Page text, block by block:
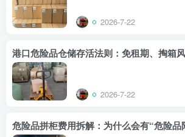
2026-7-22
港口危险品仓储存活法则：免租期、掏箱
2026-7-22